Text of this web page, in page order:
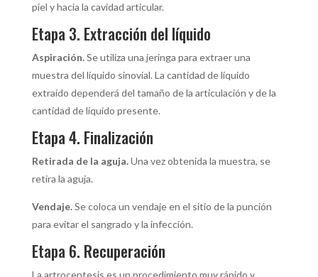
piel y hacia la cavidad articular.
Etapa 3. Extracción del líquido
Aspiración.Se utiliza una jeringa para extraer una
muestra del líquido sinovial. La cantidad de líquido
extraído dependerá del tamaño de la articulación y de la
cantidad de líquido presente.
Etapa 4. Finalización
Retirada de la aguja.Una vez obtenida la muestra, se
retira la aguja.
Vendaje.Se coloca un vendaje en el sitio de la punción
para evitar el sangrado y la infección.
Etapa 6. Recuperación